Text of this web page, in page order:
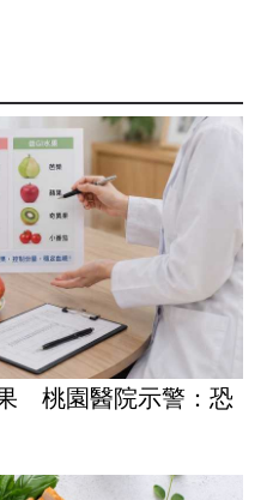
桃園醫院示警：恐